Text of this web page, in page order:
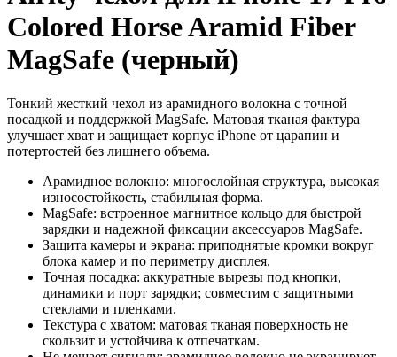
Colored Horse Aramid Fiber
MagSafe (черный)
Тонкий жесткий чехол из арамидного волокна с точной
посадкой и поддержкой MagSafe. Матовая тканая фактура
улучшает хват и защищает корпус iPhone от царапин и
потертостей без лишнего объема.
Арамидное волокно: многослойная структура, высокая
износостойкость, стабильная форма.
MagSafe: встроенное магнитное кольцо для быстрой
зарядки и надежной фиксации аксессуаров MagSafe.
Защита камеры и экрана: приподнятые кромки вокруг
блока камер и по периметру дисплея.
Точная посадка: аккуратные вырезы под кнопки,
динамики и порт зарядки; совместим с защитными
стеклами и пленками.
Текстура с хватом: матовая тканая поверхность не
скользит и устойчива к отпечаткам.